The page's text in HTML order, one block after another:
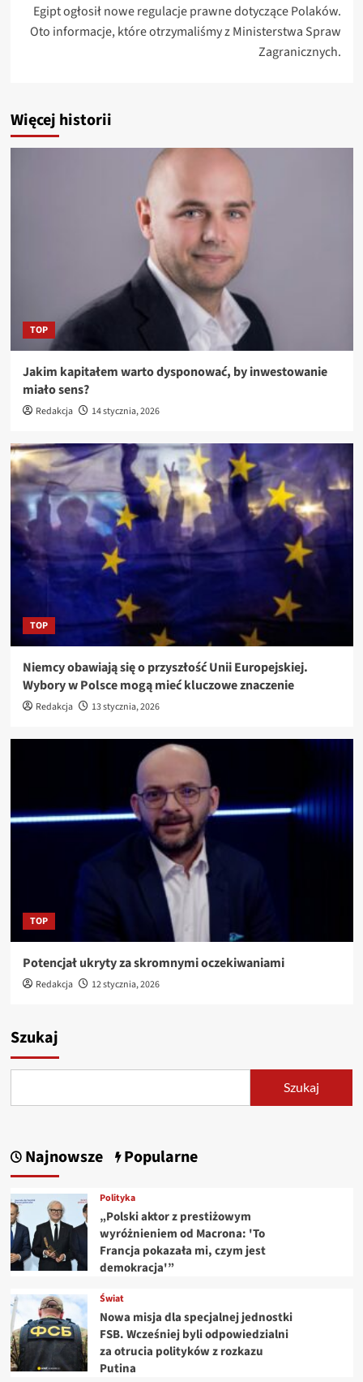
Egipt ogłosił nowe regulacje prawne dotyczące Polaków.
Oto informacje, które otrzymaliśmy z Ministerstwa Spraw
Zagranicznych.
Więcej historii
TOP
Jakim kapitałem warto dysponować, by inwestowanie
miało sens?
Redakcja 14 stycznia, 2026
TOP
Niemcy obawiają się o przyszłość Unii Europejskiej.
Wybory w Polsce mogą mieć kluczowe znaczenie
Redakcja 13 stycznia, 2026
TOP
Potencjał ukryty za skromnymi oczekiwaniami
Redakcja 12 stycznia, 2026
Szukaj
Szukaj
Najnowsze Popularne
Polityka
„Polski aktor z prestiżowym
wyróżnieniem od Macrona: 'To
Francja pokazała mi, czym jest
demokracja'”
Świat
Nowa misja dla specjalnej jednostki
FSB. Wcześniej byli odpowiedzialni
za otrucia polityków z rozkazu
Putina